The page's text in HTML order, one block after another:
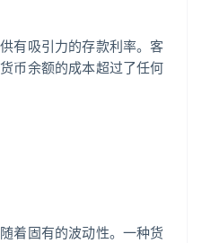
有吸引力的存款利率。客
币余额的成本超过了任何
着固有的波动性。一种货